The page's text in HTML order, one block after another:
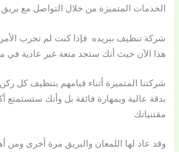
الخدمات المتميزة من خلال التواصل مع بريق
شركة تنظيف ببريده فإذا كنت لم تجرب
هذا الآن حيث أنك ستجد متعة غير عادية في
شركتنا المتميزة أثناء قيامهم بتنظيف كل
بدقة عالية وبمهارة فائقة بل وأنك ستستمتع
مقتنياتك
وقد عاد لها اللمعان والبريق مرة أخرى ومن